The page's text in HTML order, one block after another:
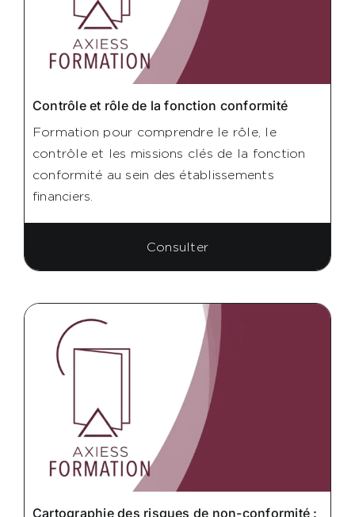
Contrôle et rôle de la fonction conformité
Formation pour comprendre le rôle, le
contrôle et les missions clés de la fonction
conformité au sein des établissements
financiers.
Consulter
Cartographie des risques de non-conformité :